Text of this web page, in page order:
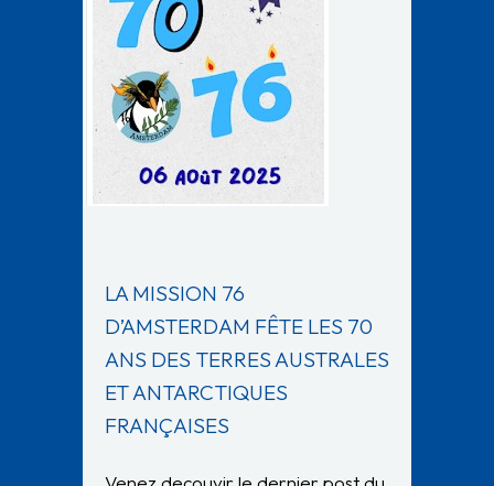
LA MISSION 76
D’AMSTERDAM FÊTE LES 70
ANS DES TERRES AUSTRALES
ET ANTARCTIQUES
FRANÇAISES